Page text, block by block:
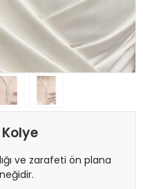
ve zarafeti ön plana